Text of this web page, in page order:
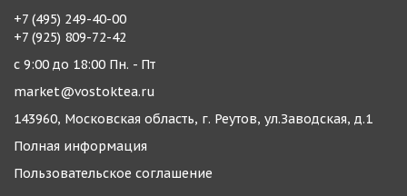
+7 (495) 249-40-00
+7 (925) 809-72-42
с 9:00 до 18:00 Пн. - Пт
market@vostoktea.ru
143960, Московская область, г. Реутов, ул.Заводская, д.1
Полная информация
Пользовательское соглашение